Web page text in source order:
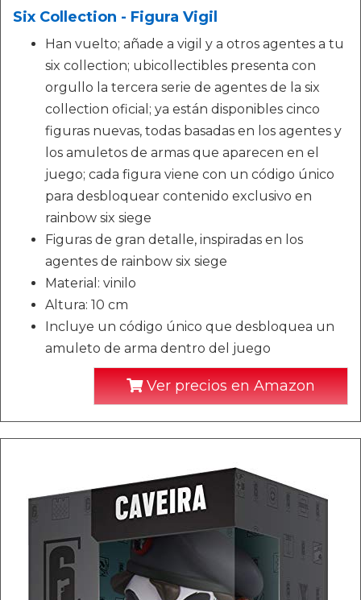
Six Collection - Figura Vigil
Han vuelto; añade a vigil y a otros agentes a tu
six collection; ubicollectibles presenta con
orgullo la tercera serie de agentes de la six
collection oficial; ya están disponibles cinco
figuras nuevas, todas basadas en los agentes y
los amuletos de armas que aparecen en el
juego; cada figura viene con un código único
para desbloquear contenido exclusivo en
rainbow six siege
Figuras de gran detalle, inspiradas en los
agentes de rainbow six siege
Material: vinilo
Altura: 10 cm
Incluye un código único que desbloquea un
amuleto de arma dentro del juego
Ver precios en Amazon